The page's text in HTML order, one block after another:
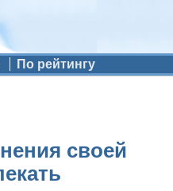
По рейтингу
своей